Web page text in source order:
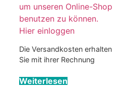
um unseren Online-Shop
benutzen zu können.
Hier einloggen
Die Versandkosten erhalten
Sie mit ihrer Rechnung
Weiterlesen